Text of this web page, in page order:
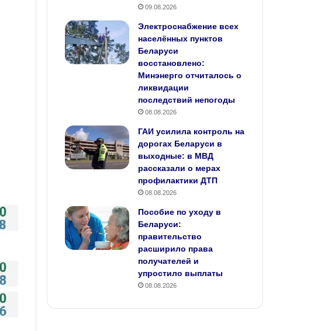
09.08.2026
Электроснабжение всех
населённых пунктов
Беларуси
восстановлено:
Минэнерго отчиталось о
ликвидации
последствий непогоды
08.08.2026
ГАИ усилила контроль на
дорогах Беларуси в
выходные: в МВД
рассказали о мерах
профилактики ДТП
08.08.2026
Пособие по уходу в
Беларуси:
правительство
расширило права
получателей и
упростило выплаты
08.08.2026